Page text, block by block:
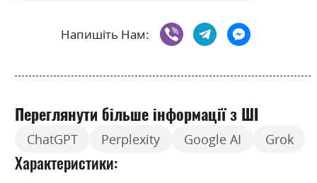
Напишіть Нам:
Переглянути більше інформації з ШІ
ChatGPT Perplexity Google AI Grok
Характеристики